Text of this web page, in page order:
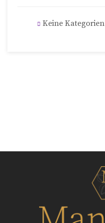
Keine Kategorien